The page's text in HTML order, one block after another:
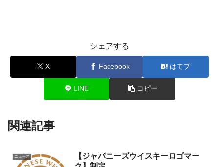
シェアする
X Facebook はてブ
LINE コピー
関連記事
ニュース
【ジャパニーズウイスキーロゴマー